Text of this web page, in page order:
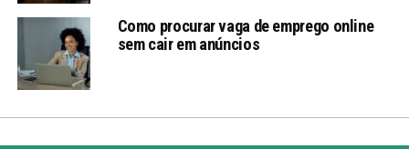
Como procurar vaga de emprego online
sem cair em anúncios